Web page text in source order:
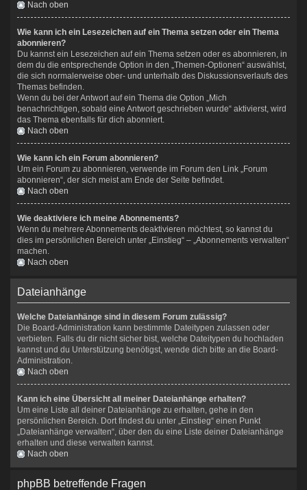
Nach oben
Wie kann ich ein Lesezeichen auf ein Thema setzen oder ein Thema
abonnieren?
Du kannst ein Lesezeichen auf ein Thema setzen oder es abonnieren, in
dem du die entsprechende Option in den „Themen-Optionen“ auswählst,
die sich normalerweise ober- und unterhalb des Diskussionsverlaufs des
Themas befinden.
Wenn du bei der Antwort auf ein Thema die Option „Mich
benachrichtigen, sobald eine Antwort geschrieben wurde“ aktivierst, wird
das Thema ebenfalls für dich abonniert.
Nach oben
Wie kann ich ein Forum abonnieren?
Um ein Forum zu abonnieren, verwende im Forum den Link „Forum
abonnieren“, der sich meist am Ende der Seite befindet.
Nach oben
Wie deaktiviere ich meine Abonnements?
Wenn du mehrere Abonnements deaktivieren möchtest, so kannst du
dies im persönlichen Bereich unter „Einstieg“ – „Abonnements verwalten“
machen.
Nach oben
Dateianhänge
Welche Dateianhänge sind in diesem Forum zulässig?
Die Board-Administration kann bestimmte Dateitypen zulassen oder
verbieten. Falls du dir nicht sicher bist, welche Dateitypen du hochladen
kannst und du Unterstützung benötigst, wende dich bitte an die Board-
Administration.
Nach oben
Kann ich eine Übersicht all meiner Dateianhänge erhalten?
Um eine Liste all deiner Dateianhänge zu erhalten, gehe in den
persönlichen Bereich. Dort findest du unter „Einstieg“ einen Punkt
„Dateianhänge verwalten“, über den du eine Liste deiner Dateianhänge
erhalten und diese verwalten kannst.
Nach oben
phpBB betreffende Fragen